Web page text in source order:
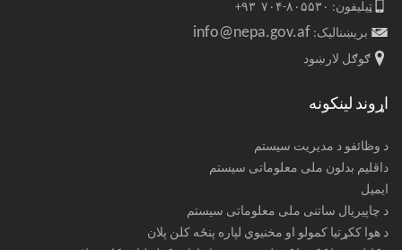
ټیلیفون: ۸۰۵۵۳۰-۷۰۴ ۹۳+
بریښنالیک: info@nepa.gov.af
ګوګل لارښود
اړوند لینکونه
د وظائفو د مدیریت سیستم
داقلیم بدلون ملی معلوماتی سیستم
ایمیل
د چاپیریال ساتنی ملی معلوماتی سیستم
د هوا ککړتیا کمولو او مخنیوي لپاره پنځه کلن پلان